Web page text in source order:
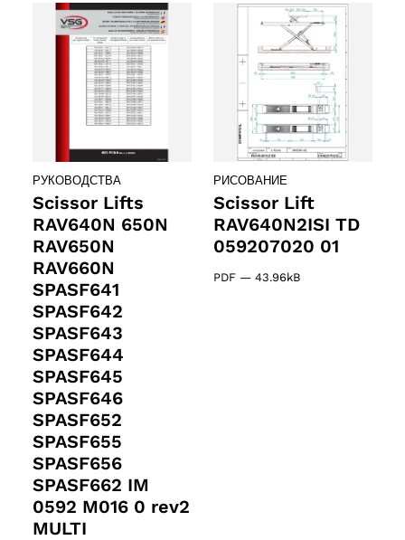
РУКОВОДСТВА
Scissor Lifts
RAV640N 650N
RAV650N
RAV660N
SPASF641
SPASF642
SPASF643
SPASF644
SPASF645
SPASF646
SPASF652
SPASF655
SPASF656
SPASF662 IM
0592 M016 0 rev2
MULTI
РИСОВАНИЕ
Scissor Lift
RAV640N2ISI TD
059207020 01
PDF — 43.96kB